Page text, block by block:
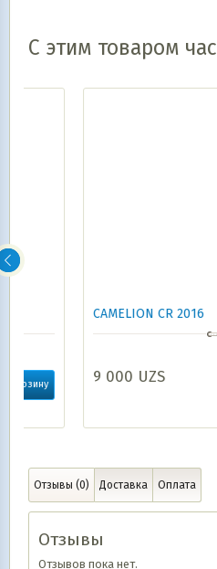
С этим товаром
CAMELION CR 2016
9 000 UZS
Отзывы (0) Доставка Оплата
Отзывы
Отзывов пока нет.